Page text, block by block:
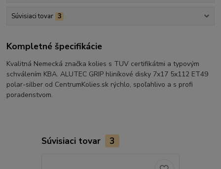
Súvisiaci tovar 3
Kompletné špecifikácie
Kvalitná Nemecká značka kolies s TUV certifikátmi a typovým
schválením KBA. ALUTEC GRIP hliníkové disky 7x17 5x112 ET49
polar-silber od CentrumKolies.sk rýchlo, spoľahlivo a s profi
poradenstvom.
Súvisiaci tovar 3